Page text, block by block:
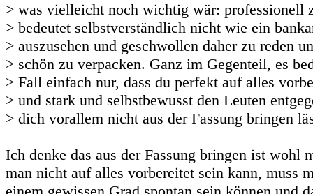
> was vielleicht noch wichtig wär: professionell
> bedeutet selbstverständlich nicht wie ein
> auszusehen und geschwollen daher zu reden
> schön zu verpacken. Ganz im Gegenteil, es
> Fall einfach nur, dass du perfekt auf alles
> und stark und selbstbewusst den Leuten
> dich vorallem nicht aus der Fassung bringen
Ich denke das aus der Fassung bringen ist wohl
man nicht auf alles vorbereitet sein kann, muss